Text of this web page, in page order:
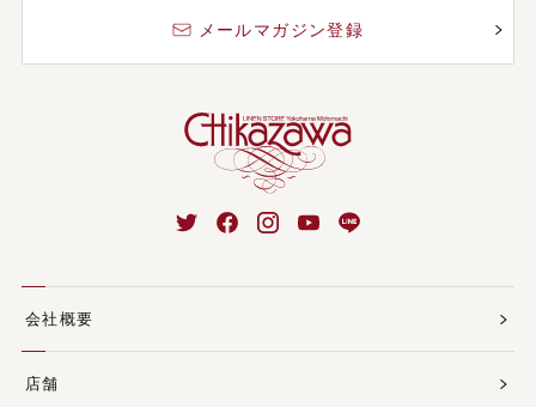
メールマガジン登録
会社概要
店舗